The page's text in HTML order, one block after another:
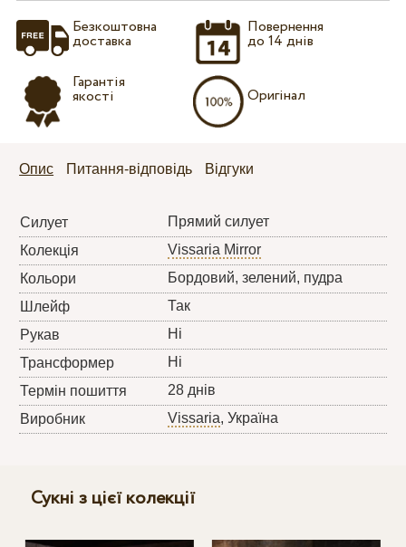
Безкоштовна
доставка
Гарантія
якості
Повернення
до 14 днів
Оригінал
Опис Питання-відповідь Відгуки
Силует
Прямий силует
Колекція
Vissaria Mirror
Кольори
Бордовий, зелений, пудра
Шлейф
Так
Рукав
Ні
Трансформер
Ні
Термін пошиття
28 днів
Виробник
Vissaria, Україна
Сукні з цієї колекції